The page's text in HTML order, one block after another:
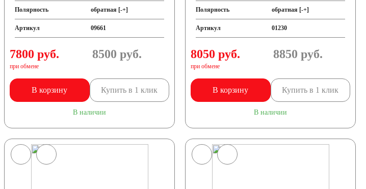
Полярность обратная [-+]
Артикул 09661
7800 руб.
при обмене
8500 руб.
В корзину Купить в 1 клик
В наличии
Полярность обратная [-+]
Артикул 01230
8050 руб.
при обмене
8850 руб.
В корзину Купить в 1 клик
В наличии